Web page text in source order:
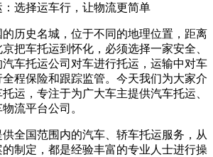
选择运车行，让物流更简单
历史名城，位于不同的地理位置，距离
把车托运到怀化，必须选择一家安全、
车托运公司对车进行托运，运输中对车
程保险和跟踪监管。今天我们为大家介
运，专注于为广大车主提供汽车托运、
流平台公司。
全国范围内的汽车、轿车托运服务，从
制定，都是经验丰富的专业人士进行操